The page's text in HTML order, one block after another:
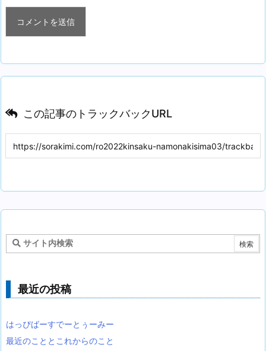
この記事のトラックバックURL
最近の投稿
はっぴばーすでーとぅーみー
最近のこととこれからのこと